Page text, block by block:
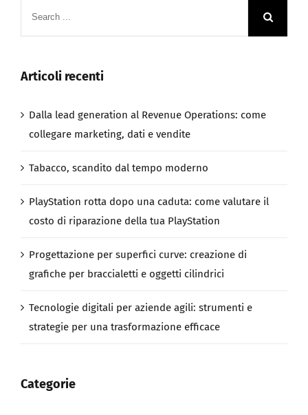
Articoli recenti
Dalla lead generation al Revenue Operations: come
collegare marketing, dati e vendite
Tabacco, scandito dal tempo moderno
PlayStation rotta dopo una caduta: come valutare il
costo di riparazione della tua PlayStation
Progettazione per superfici curve: creazione di
grafiche per braccialetti e oggetti cilindrici
Tecnologie digitali per aziende agili: strumenti e
strategie per una trasformazione efficace
Categorie